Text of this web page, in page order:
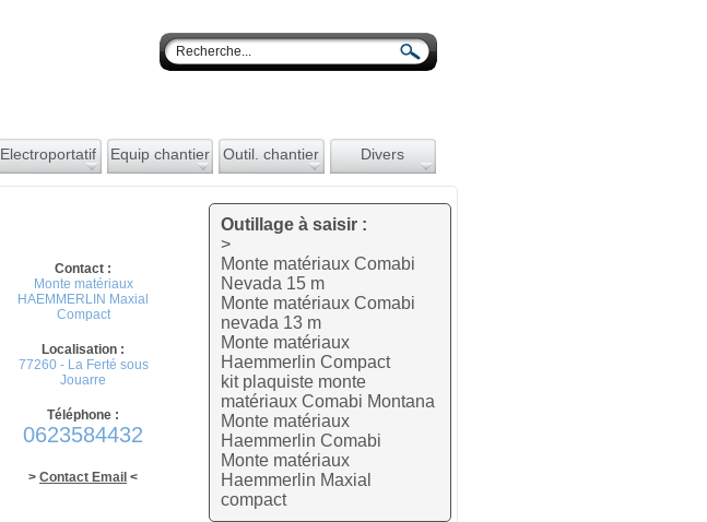
Electroportatif Equip chantier Outil. chantier Divers
Contact :
Monte matériaux
HAEMMERLIN Maxial
Compact
Localisation :
77260 - La Ferté sous
Jouarre
Téléphone :
0623584432
> Contact Email <
Outillage à saisir :
>
Monte matériaux Comabi
Nevada 15 m
Monte matériaux Comabi
nevada 13 m
Monte matériaux
Haemmerlin Compact
kit plaquiste monte
matériaux Comabi Montana
Monte matériaux
Haemmerlin Comabi
Monte matériaux
Haemmerlin Maxial
compact